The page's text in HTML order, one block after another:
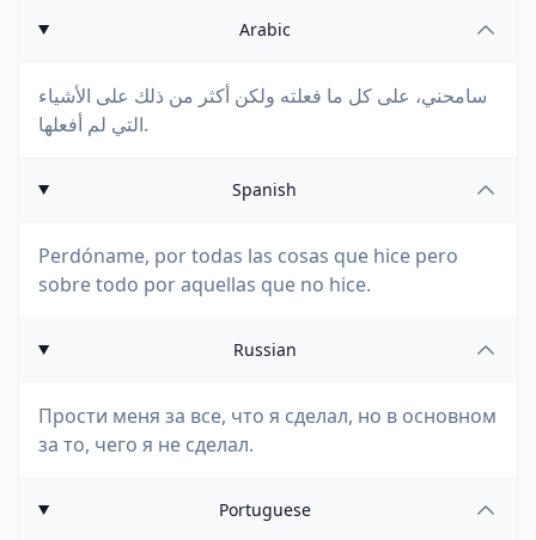
Arabic
سامحني، على كل ما فعلته ولكن أكثر من ذلك على الأشياء
التي لم أفعلها.
Spanish
Perdóname, por todas las cosas que hice pero
sobre todo por aquellas que no hice.
Russian
Прости меня за все, что я сделал, но в основном
за то, чего я не сделал.
Portuguese